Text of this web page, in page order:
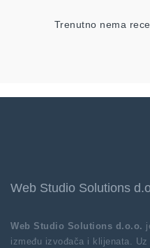
Trenutno nema
Web Studio Solutions
Web Studio Solutions d.o.o.
između izvođača i klijenata.